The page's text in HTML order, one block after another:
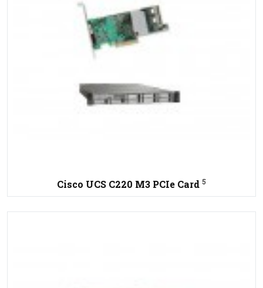
Cisco UCS C220 M3 PCIe Card 5